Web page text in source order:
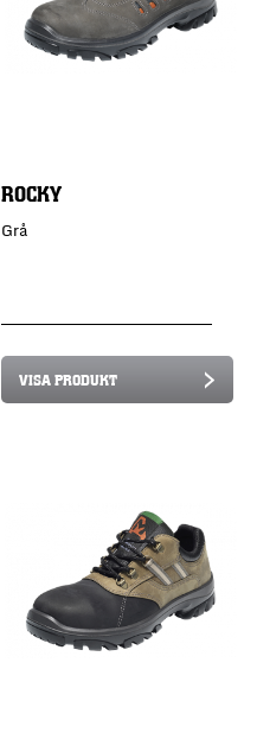
ROCKY
Grå
VISA PRODUKT